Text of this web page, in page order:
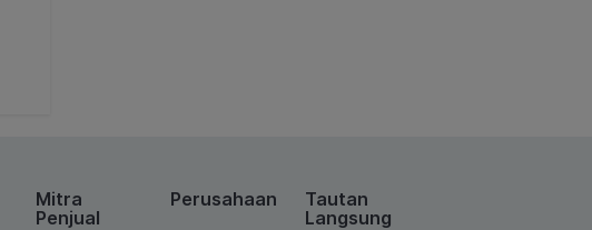
Mitra
Penjual
Perusahaan
Tautan
Langsung